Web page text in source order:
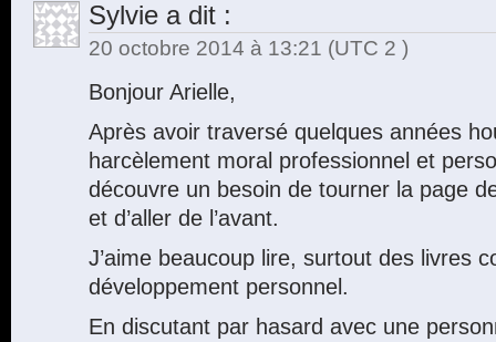
Sylvie a dit :
20 octobre 2014 à 13:21 (UTC 2 )
Bonjour Arielle,
Après avoir traversé quelques années
harcèlement moral professionnel et
découvre un besoin de tourner la page
et d’aller de l’avant.
J’aime beaucoup lire, surtout des livres
développement personnel.
En discutant par hasard avec une